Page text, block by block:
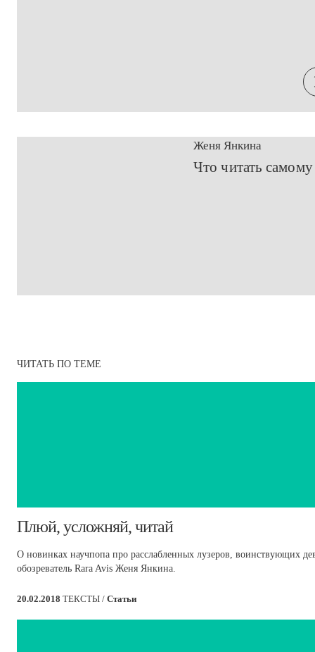
Женя Янкина
​Что читать
ЧИТАТЬ ПО ТЕМЕ
​Плюй, усложняй, читай
О новинках научпопа про расслабленных лузеров, воинствующих
обозреватель Rara Avis Женя Янкина.
20.02.2018 ТЕКСТЫ / Статьи